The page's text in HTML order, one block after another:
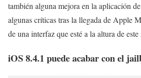
también alguna mejora en la aplicación
algunas críticas tras la llegada de Apple
de una interfaz que esté a la altura de
iOS 8.4.1 puede acabar con el